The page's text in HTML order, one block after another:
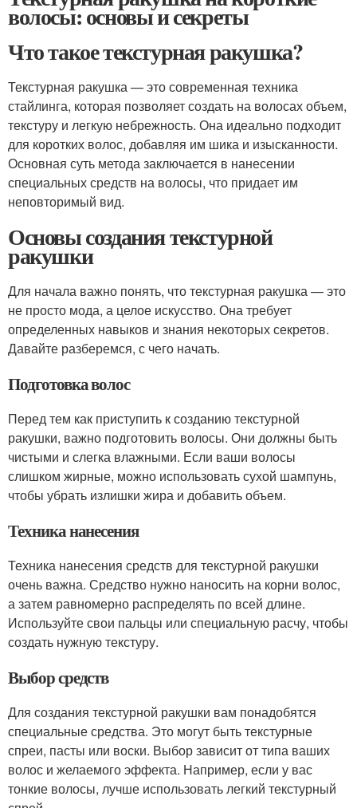
волосы: основы и секреты
Что такое текстурная ракушка?
Текстурная ракушка — это современная техника
стайлинга, которая позволяет создать на волосах объем,
текстуру и легкую небрежность. Она идеально подходит
для коротких волос, добавляя им шика и изысканности.
Основная суть метода заключается в нанесении
специальных средств на волосы, что придает им
неповторимый вид.
Основы создания текстурной
ракушки
Для начала важно понять, что текстурная ракушка — это
не просто мода, а целое искусство. Она требует
определенных навыков и знания некоторых секретов.
Давайте разберемся, с чего начать.
Подготовка волос
Перед тем как приступить к созданию текстурной
ракушки, важно подготовить волосы. Они должны быть
чистыми и слегка влажными. Если ваши волосы
слишком жирные, можно использовать сухой шампунь,
чтобы убрать излишки жира и добавить объем.
Техника нанесения
Техника нанесения средств для текстурной ракушки
очень важна. Средство нужно наносить на корни волос,
а затем равномерно распределять по всей длине.
Используйте свои пальцы или специальную расчу, чтобы
создать нужную текстуру.
Выбор средств
Для создания текстурной ракушки вам понадобятся
специальные средства. Это могут быть текстурные
спреи, пасты или воски. Выбор зависит от типа ваших
волос и желаемого эффекта. Например, если у вас
тонкие волосы, лучше использовать легкий текстурный